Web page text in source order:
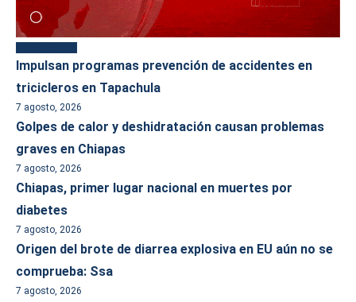
Impulsan programas prevención de accidentes en
tricicleros en Tapachula
7 agosto, 2026
Golpes de calor y deshidratación causan problemas
graves en Chiapas
7 agosto, 2026
Chiapas, primer lugar nacional en muertes por
diabetes
7 agosto, 2026
Origen del brote de diarrea explosiva en EU aún no se
comprueba: Ssa
7 agosto, 2026